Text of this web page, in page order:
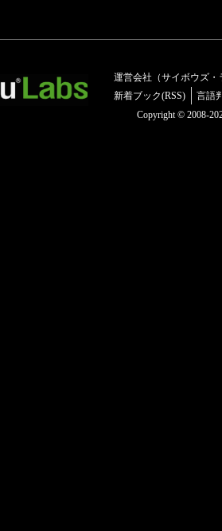
運営会社（サイボウズ・
新着ブック(RSS)
言語
Copyright © 2008-